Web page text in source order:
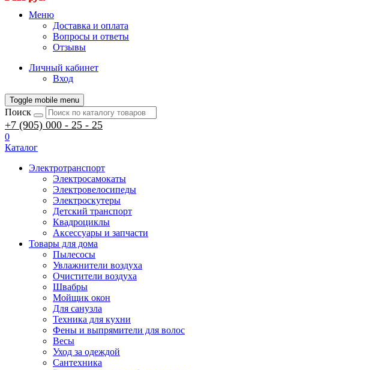
Меню
Доставка и оплата
Вопросы и ответы
Отзывы
Личный кабинет
Вход
Toggle mobile menu
Поиск
+7 (905) 000 - 25 - 25
0
Каталог
Электротранспорт
Электросамокаты
Электровелосипеды
Электроскутеры
Детский транспорт
Квадроциклы
Аксессуары и запчасти
Товары для дома
Пылесосы
Увлажнители воздуха
Очистители воздуха
Швабры
Мойщик окон
Для санузла
Техника для кухни
Фены и выпрямители для волос
Весы
Уход за одеждой
Сантехника